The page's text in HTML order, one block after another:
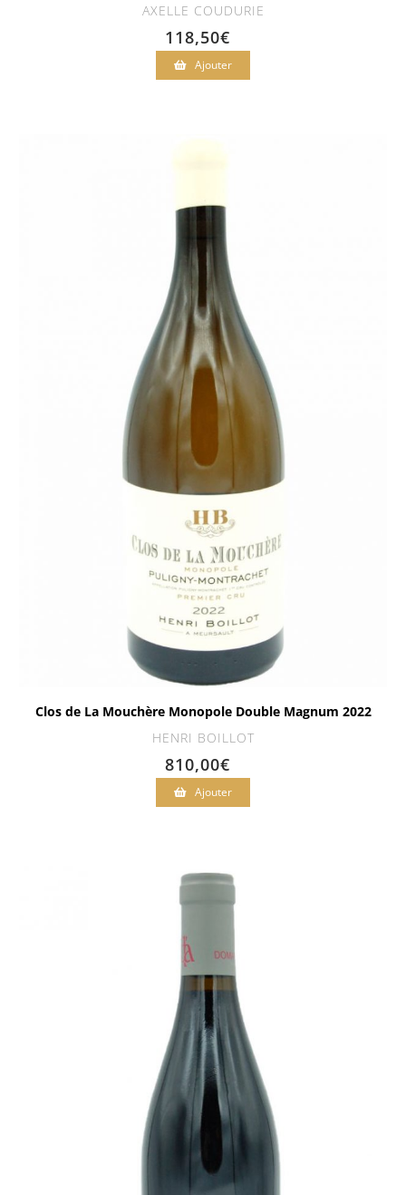
AXELLE COUDURIE
118,50€
Ajouter
Clos de La Mouchère Monopole Double Magnum 2022
HENRI BOILLOT
810,00€
Ajouter